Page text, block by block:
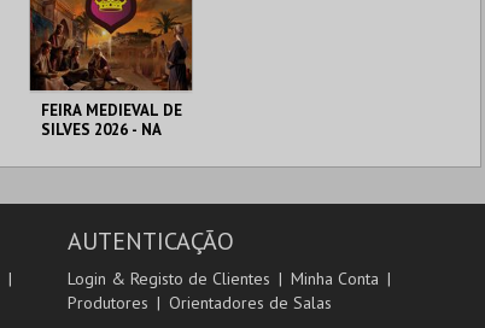
FEIRA MEDIEVAL DE
SILVES 2026 - NA
SILVES
COMPRAR
AUTENTICAÇÃO
Login & Registo de Clientes
Minha Conta
Produtores
Orientadores de Salas